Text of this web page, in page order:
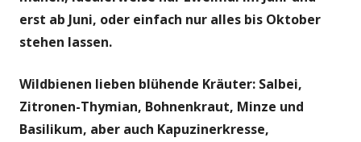
erst ab Juni, oder einfach nur alles bis Oktober
stehen lassen.
Wildbienen lieben blühende Kräuter: Salbei,
Zitronen-Thymian, Bohnenkraut, Minze und
Basilikum, aber auch Kapuzinerkresse,